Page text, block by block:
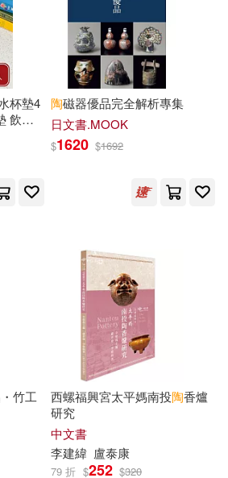
中心(15)
徐賓賓(15)
陶立夏(15)
(48)
社(47)
版社(47)
杯墊4
飲料
陶磁器優品完全解析專集
日文書.MOOK
$1620 $1692
竹工
西螺福興宮太平媽南投陶香爐
研究
中文書
李建緯 盧泰康
79 折 $252 $320